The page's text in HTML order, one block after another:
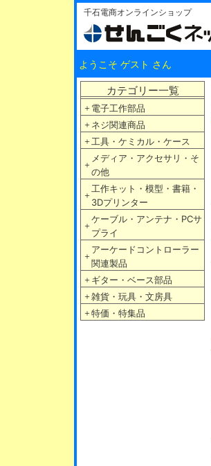
千石電商オンラインショップ
ようこそ ゲスト さん
カテゴリー一覧
＋ 電子工作部品
＋ ネジ関連商品
＋ 工具・ケミカル・ケース
＋
メディア・アクセサリ・そ
の他
＋
工作キット・模型・書籍・
3Dプリンター
＋
ケーブル・アンテナ・PCサ
プライ
＋
アーケードコントローラー
関連製品
＋ ギター・ベース部品
＋ 雑貨・玩具・文房具
＋ 特価・特集品